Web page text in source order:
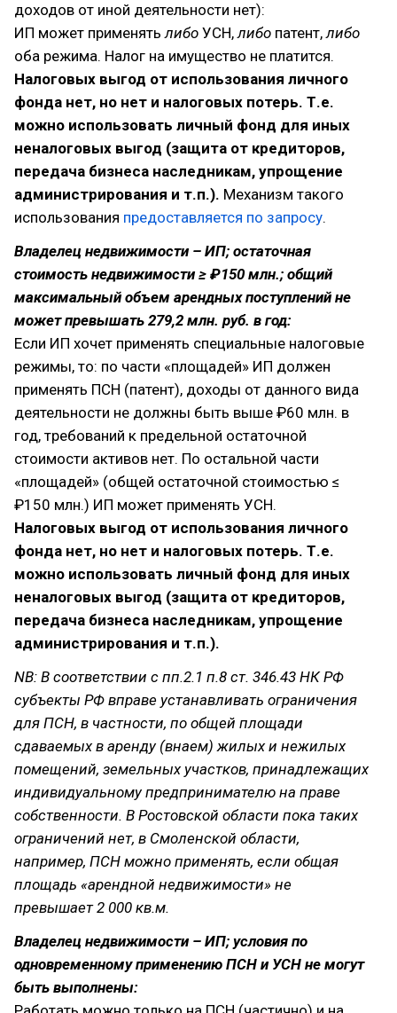
доходов от иной деятельности нет):
ИП может применятьлибо УСН,либо патент,либо
оба режима. Налог на имущество не платится.
Налоговых выгод от использования личного
фонда нет, но нет и налоговых потерь. Т.е.
можно использовать личный фонд для иных
неналоговых выгод (защита от кредиторов,
передача бизнеса наследникам, упрощение
администрирования и т.п.). Механизм такого
использования предоставляется по запросу.
Владелец недвижимости – ИП; остаточная
стоимость недвижимости ≥ ₽150 млн.; общий
максимальный объем арендных поступлений не
может превышать 279,2 млн. руб. в год:
Если ИП хочет применять специальные налоговые
режимы, то: по части «площадей» ИП должен
применять ПСН (патент), доходы от данного вида
деятельности не должны быть выше ₽60 млн. в
год, требований к предельной остаточной
стоимости активов нет. По остальной части
«площадей» (общей остаточной стоимостью ≤
₽150 млн.) ИП может применять УСН.
Налоговых выгод от использования личного
фонда нет, но нет и налоговых потерь. Т.е.
можно использовать личный фонд для иных
неналоговых выгод (защита от кредиторов,
передача бизнеса наследникам, упрощение
администрирования и т.п.).
NB: В соответствии с пп.2.1 п.8 ст. 346.43 НК РФ
субъекты РФ вправе устанавливать ограничения
для ПСН, в частности, по общей площади
сдаваемых в аренду (внаем) жилых и нежилых
помещений, земельных участков, принадлежащих
индивидуальному предпринимателю на праве
собственности. В Ростовской области пока таких
ограничений нет, в Смоленской области,
например, ПСН можно применять, если общая
площадь «арендной недвижимости» не
превышает 2 000 кв.м.
Владелец недвижимости – ИП; условия по
одновременному применению ПСН и УСН не могут
быть выполнены: